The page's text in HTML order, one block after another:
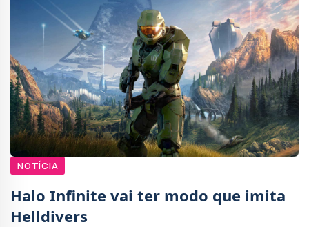
NOTÍCIA
Halo Infinite vai ter modo que imita
Helldivers